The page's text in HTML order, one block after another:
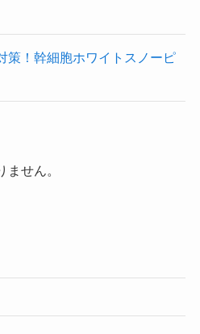
策！幹細胞ホワイトスノーピ
せん。